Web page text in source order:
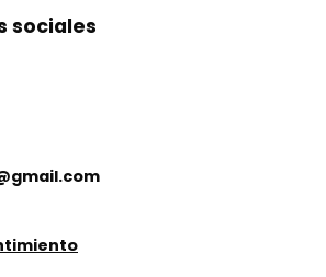
sociales